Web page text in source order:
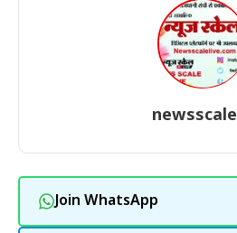
newsscale
Join WhatsApp